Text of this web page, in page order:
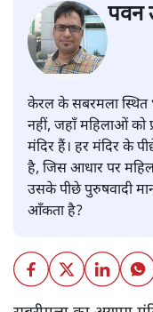
पवन
केरल के सबरमला स्थित
नहीं, जहाँ महिलाओं को
मंदिर हैं। हर मंदिर के
है, जिस आधार पर
उसके पीछे पुरुषवादी
आँकता है?